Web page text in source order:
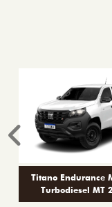
Titano Endurance
Turbodiesel MT
Anterior